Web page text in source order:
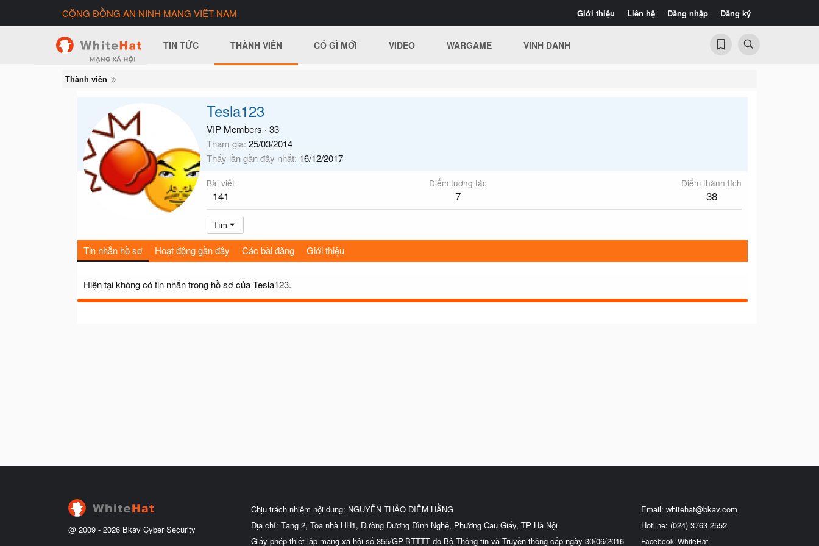
Giới thiệu Liên hệ Đăng nhập Đăng ký
CỘNG ĐỒNG AN NINH MẠNG VIỆT NAM
TIN TỨC THÀNH VIÊN CÓ GÌ MỚI VIDEO WARGAME VINH DANH
Thành viên
Tesla123
VIP Members · 33
Tham gia 25/03/2014
Thấy lần gần đây nhất 16/12/2017
Bài viết
141
Điểm tương tác
7
Điểm thành tích
38
Tìm
Tin nhắn hồ sơ Hoạt động gần đây Các bài đăng Giới thiệu
Hiện tại không có tin nhắn trong hồ sơ của Tesla123.
@ 2009 - 2026 Bkav Cyber Security
Chịu trách nhiệm nội dung: NGUYỄN THẢO DIỄM HẰNG
Địa chỉ: Tầng 2, Tòa nhà HH1, Đường Dương Đình Nghệ, Phường Cầu Giấy, TP Hà Nội
Giấy phép thiết lập mạng xã hội số 355/GP-BTTTT do Bộ Thông tin và Truyền thông cấp ngày 30/06/2016
Email: whitehat@bkav.com
Hotline: (024) 3763 2552
Facebook: WhiteHat